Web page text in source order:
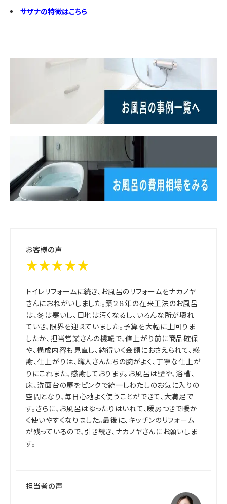
サザナの特徴はこちら
お客様の声
★★★★★
トイレリフォームに続き、お風呂のリフォームをナカノヤ
さんにおねがいしました。築２８年の在来工法のお風呂
は、冬は寒いし、目地は汚くなるし、いろんな所が壊れ
ていき、限界を迎えていました。予算を大幅に上回りま
したか、担当営業さんの機転で、値上がり前に商品確保
や、構成内容も見直し、納得いく金額におさえられて、感
謝、仕上がりは、職人さんたちの腕がよく、丁寧な仕上が
りにこれまた、感謝しております。お風呂は壁や、浴槽、
床、洗面台の扉をピンクで統一しわたしのお気に入りの
空間となり、毎日心地よく使うことができて、大満足で
す。さらに、お風呂はゆったりはいれて、暖房つきで暖か
く使いやすくなりました。最後に、キッチンのリフォーム
が残っているので、引き続き、ナカノヤさんにお願いしま
す。
担当者の声